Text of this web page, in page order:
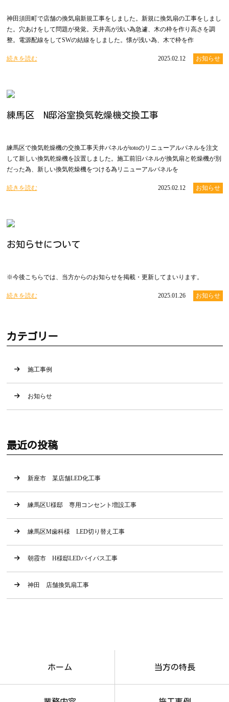
神田須田町で店舗の換気扇新規工事をしました。新規に換気扇の工事をしまし
た。穴あけをして問題が発覚。天井高が浅い為急遽、木の枠を作り高さを調
整。電源配線をしてSWの結線をしました。懐が浅い為、木で枠を作
続きを読む 2025.02.12 お知らせ
練馬区 N邸浴室換気乾燥機交換工事
練馬区で換気乾燥機の交換工事天井パネルがtotoのリニューアルパネルを注文
して新しい換気乾燥機を設置しました。施工前旧パネルが換気扇と乾燥機が別
だった為、新しい換気乾燥機をつける為リニューアルパネルを
続きを読む 2025.02.12 お知らせ
お知らせについて
※今後こちらでは、当方からのお知らせを掲載・更新してまいります。
続きを読む 2025.01.26 お知らせ
カテゴリー
施工事例
お知らせ
最近の投稿
新座市 某店舗LED化工事
練馬区U様邸 専用コンセント増設工事
練馬区M歯科様 LED切り替え工事
朝霞市 H様邸LEDバイパス工事
神田 店舗換気扇工事
ホーム 当方の特長